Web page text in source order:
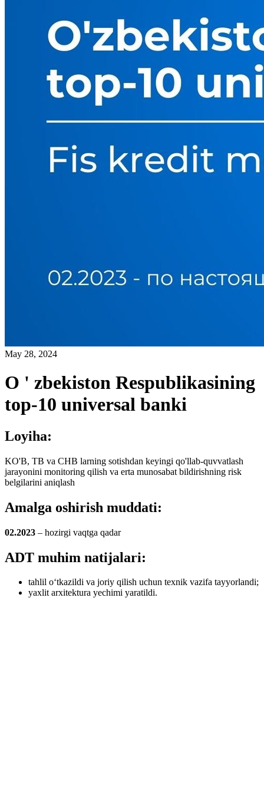
May 28, 2024
O ' zbekiston Respublikasining
top-10 universal banki
Loyiha:
KO'B, TB va CHB larning sotishdan keyingi qo'llab-quvvatlash
jarayonini monitoring qilish va erta munosabat bildirishning risk
belgilarini aniqlash
Amalga oshirish muddati:
02.2023 – hozirgi vaqtga qadar
ADT muhim natijalari:
tahlil o‘tkazildi va joriy qilish uchun texnik vazifa tayyorlandi;
yaxlit arxitektura yechimi yaratildi.